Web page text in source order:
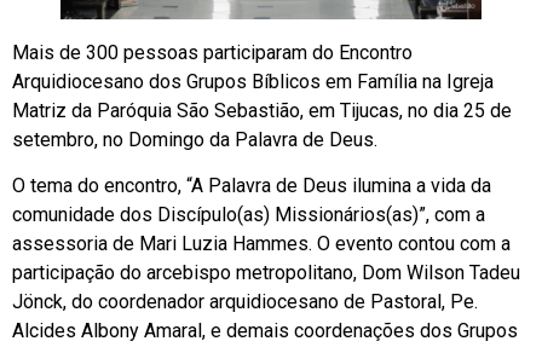
Mais de 300 pessoas participaram do Encontro
Arquidiocesano dos Grupos Bíblicos em Família na Igreja
Matriz da Paróquia São Sebastião, em Tijucas, no dia 25 de
setembro, no Domingo da Palavra de Deus.
O tema do encontro, “A Palavra de Deus ilumina a vida da
comunidade dos Discípulo(as) Missionários(as)”, com a
assessoria de Mari Luzia Hammes. O evento contou com a
participação do arcebispo metropolitano, Dom Wilson Tadeu
Jönck, do coordenador arquidiocesano de Pastoral, Pe.
Alcides Albony Amaral, e demais coordenações dos Grupos